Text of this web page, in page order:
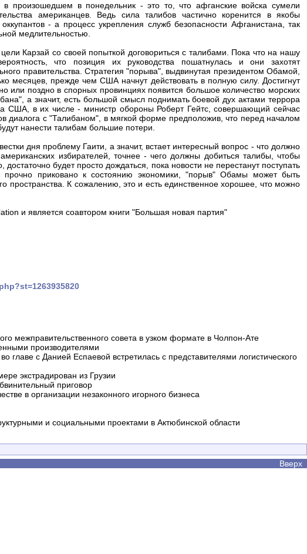
произошедшем в понедельник - это то, что афганские войска сумели
американцев. Ведь сила талибов частично коренится в якобы
- а процесс укрепления служб безопасности Афганистана, так
медлительностью.
Карзай со своей попыткой договориться с талибами. Пока что на нашу
что позиция их руководства пошатнулась и они захотят
правительства. Стратегия "порыва", выдвинутая президентом Обамой,
месяцев, прежде чем США начнут действовать в полную силу. Достигнут
или поздно в спорных провинциях появится большое количество морских
а значит, есть большой смысл поднимать боевой дух актами террора
США, в их числе - министр обороны Роберт Гейтс, совершающий сейчас
диалога с "Талибаном", в мягкой форме предположив, что перед началом
нанести талибам большие потери.
дня проблему Гаити, а значит, встает интересный вопрос - что должно
избирателей, точнее - чего должны добиться талибы, чтобы
будет просто дождаться, пока новости не перестанут поступать
прочно приковано к состоянию экономики, "порыв" Обамы может быть
пространства. К сожалению, это и есть единственное хорошее, что можно
и является соавтором книги "Большая новая партия"
межправительственного совета в узком формате в Чолпон-Ате
производителями
главе с Данией Еспаевой встретилась с представителями логистического
экстрадирован из Грузии
приговор
в организации незаконного игорного бизнеса
и социальными проектами в Актюбинской области
Вверх